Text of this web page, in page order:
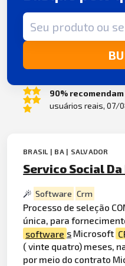
Termo de busca
90% recomendam
usuários reais, 07/
BRASIL | BA | SALVADOR
Servico Social
Software Crm
Processo de seleção
única, para
software s Microsoft
( vinte quatro) meses,
por meio do contrato